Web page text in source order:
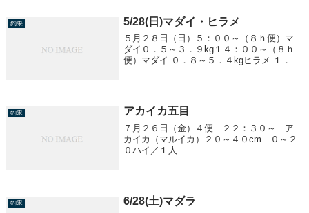
釣果 5/28(日)マダイ・ヒラメ
５月２８日（日）５：００～（８ｈ便）マ
ダイ０．５～３．９kg１４：００～（８ｈ
便）マダイ ０．８～５．４kgヒラメ １．２
釣果 アカイカ五目
７月２６日（金）４便 ２２：３０～ ア
カイカ（マルイカ）２０～４０cm ０～２
０ハイ／１人
釣果 6/28(土)マダラ